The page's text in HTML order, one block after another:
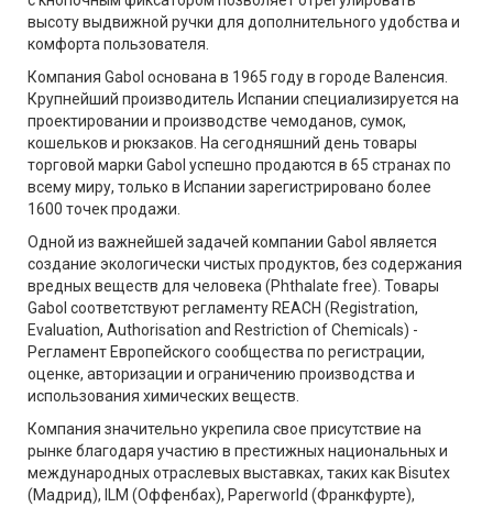
высоту выдвижной ручки для дополнительного удобства и
комфорта пользователя.
Компания Gabol основана в 1965 году в городе Валенсия.
Крупнейший производитель Испании специализируется на
проектировании и производстве чемоданов, сумок,
кошельков и рюкзаков. На сегодняшний день товары
торговой марки Gabol успешно продаются в 65 странах по
всему миру, только в Испании зарегистрировано более
1600 точек продажи.
Одной из важнейшей задачей компании Gabol является
создание экологически чистых продуктов, без содержания
вредных веществ для человека (Phthalate free). Товары
Gabol соответствуют регламенту REACH (Registration,
Evaluation, Authorisation and Restriction of Chemicals) -
Регламент Европейского сообщества по регистрации,
оценке, авторизации и ограничению производства и
использования химических веществ.
Компания значительно укрепила свое присутствие на
рынке благодаря участию в престижных национальных и
международных отраслевых выставках, таких как Bisutex
(Мадрид), ILM (Оффенбах), Paperworld (Франкфурте),